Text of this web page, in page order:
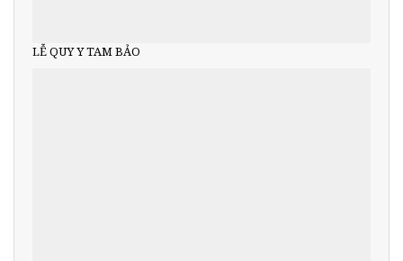
LỄ QUY Y TAM BẢO